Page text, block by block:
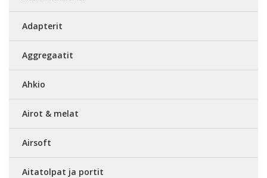
Adapterit
Aggregaatit
Ahkio
Airot & melat
Airsoft
Aitatolpat ja portit